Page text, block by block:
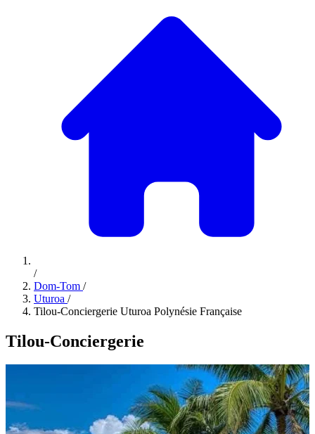
/
Dom-Tom /
Uturoa /
Tilou-Conciergerie Uturoa Polynésie Française
Tilou-Conciergerie